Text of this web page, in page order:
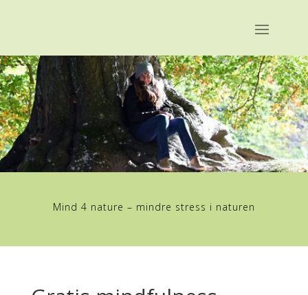
Mind 4 nature – mindre stress i naturen